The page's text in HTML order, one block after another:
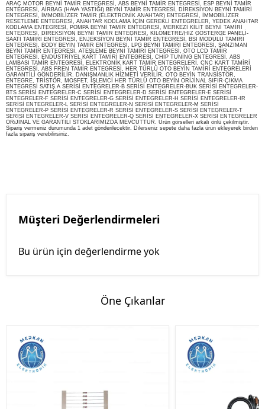
ARAÇ MOTOR BEYNİ TAMİR ENTEGRESİ, ABS BEYNİ TAMİR ENTEGRESİ, ESP BEYNİ TAMİR
ENTEGRESİ, AİRBAG (HAVA YASTIĞI) BEYNİ TAMİR ENTEGRESİ, DİREKSİYON BEYNİ TAMİRİ
ENTEGRESİ, İMMOBİLİZER TAMİR (ELEKTRONİK ANAHTAR) ENTEGRESİ, İMMOBİLİZER
RESETLEME ENTEGRESİ, ANAHTAR KODLAMA İÇİN GEREKLİ ENTEGRELER, YEDEK ANAHTAR
KODLAMA ENTEGRESİ, POMPA BEYNİ TAMİR ENTEGRESİ, MERKEZİ KİLİT BEYNİ TAMİRİ
ENTEGRESİ, DİREKSİYON BEYNİ TAMİR ENTEGRESİ, KİLOMETRE/HIZ GÖSTERGE PANELİ-
SAATİ TAMİRİ ENTEGRESİ, ENJEKSİYON BEYNİ TAMİR ENTEGRESİ, BSİ MODÜLÜ TAMİRİ
ENTEGRESİ, BODY BEYİN TAMİR ENTEGRESİ, LPG BEYNİ TAMİRİ ENTEGRESİ, ŞANZIMAN
BEYNİ TAMİR ENTEGRESİ, ATEŞLEME BEYNİ TAMİRİ ENTEGRESİ, OTO LCD TAMİR
ENTEGRESİ, ENDÜSTRİYEL KART TAMİRİ ENTEGRESİ, CHİP TUNİNG ENTEGRESİ, ABS
LAMBASI TAMİR ENTEGRESİ, ELEKTRONİK KART TAMİR ENTEGRELERİ, CNC KART TAMİRİ
ENTEGRESİ, ABS FREN TAMİR ENTEGRESİ, HER TÜRLÜ OTO BEYİN TAMİRİ ENTEGRELERİ
GARANTİLİ GÖNDERİLİR. DANIŞMANLIK HİZMETİ VERİLİR, OTO BEYİN TRANSİSTÖR,
ENTEGRE, TRİSTÖR, MOSFET, İŞLEMCİ HER TÜRLÜ OTO BEYİN ORİJİNAL SIFIR-ÇIKMA
ENTEGRESİ SATIŞ.A SERİSİ ENTEGRELER-B SERİSİ ENTEGRELER-BUK SERİSİ ENTEGRELER-
BTS SERİSİ ENTEGRELER-C SERİSİ ENTEGRELER-D SERİSİ ENTEGRELER-E SERİSİ
ENTEGRELER-F SERİSİ ENTEGRELER-G SERİSİ ENTEGRELER-H SERİSİ ENTEGRELER-IR
SERİSİ ENTEGRELER-L SERİSİ ENTEGRELER-N SERİSİ ENTEGRELER-M SERİSİ
ENTEGRELER-P SERİSİ ENTEGRELER-R SERİSİ ENTEGRELER-S SERİSİ ENTEGRELER-T
SERİSİ ENTEGRELER-V SERİSİ ENTEGRELER-Q SERİSİ ENTEGRELER-X SERİSİ ENTEGRELER
ORiJİNAL VE GARANTİLİ STOKLARIMIZDA MEVCUTTUR. Ürün görselleri arkalı önlü çekilmiştir.
Sipariş vermeniz durumunda 1 adet gönderilecektir. Dilerseniz sepete daha fazla ürün ekleyerek birden
fazla sipariş verebilirsiniz.
Müşteri Değerlendirmeleri
Bu ürün için değerlendirme yok
Öne Çıkanlar